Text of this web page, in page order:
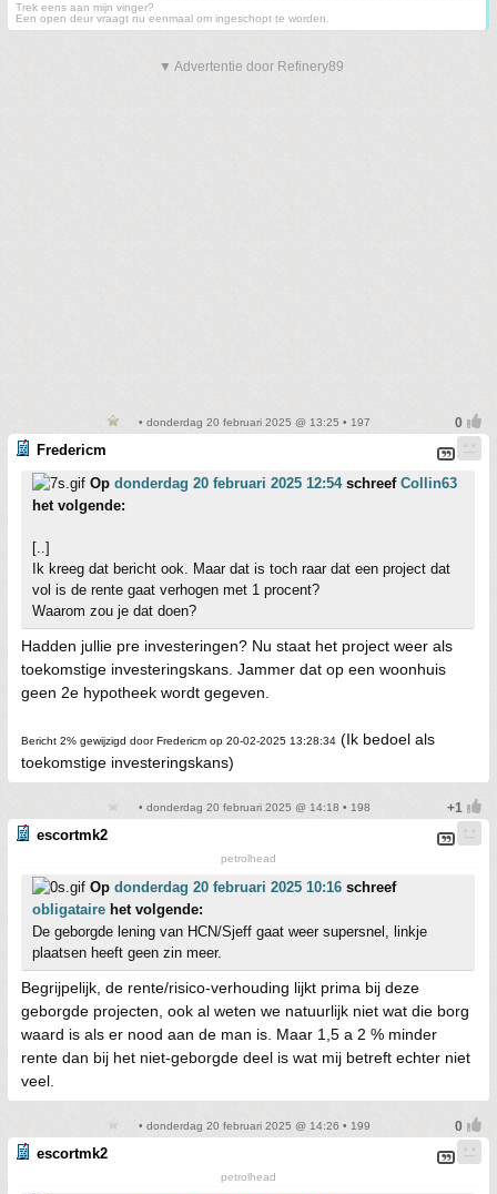
Trek eens aan mijn vinger?
Een open deur vraagt nu eenmaal om ingeschopt te worden.
▼ Advertentie door Refinery89
• donderdag 20 februari 2025 @ 13:25 • 197
Fredericm
Op donderdag 20 februari 2025 12:54schreef Collin63
het volgende:
[..]
Ik kreeg dat bericht ook. Maar dat is toch raar dat een project dat
vol is de rente gaat verhogen met 1 procent?
Waarom zou je dat doen?
Hadden jullie pre investeringen? Nu staat het project weer als
toekomstige investeringskans. Jammer dat op een woonhuis
geen 2e hypotheek wordt gegeven.
Bericht 2% gewijzigd door Fredericm op 20-02-2025 13:28:34 (Ik bedoel als
toekomstige investeringskans)
• donderdag 20 februari 2025 @ 14:18 • 198
escortmk2
petrolhead
Op donderdag 20 februari 2025 10:16 schreef
obligataire het volgende:
De geborgde lening van HCN/Sjeff gaat weer supersnel, linkje
plaatsen heeft geen zin meer.
Begrijpelijk, de rente/risico-verhouding lijkt prima bij deze
geborgde projecten, ook al weten we natuurlijk niet wat die borg
waard is als er nood aan de man is. Maar 1,5 a 2 % minder
rente dan bij het niet-geborgde deel is wat mij betreft echter niet
veel.
• donderdag 20 februari 2025 @ 14:26 • 199
escortmk2
petrolhead